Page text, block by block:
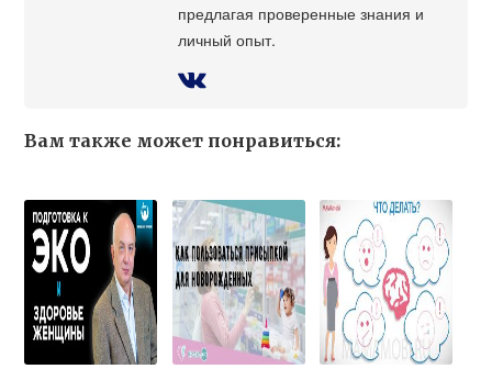
предлагая проверенные знания и
личный опыт.
Вам также может понравиться: